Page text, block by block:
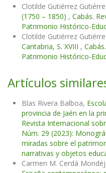
Clotilde Gutiérrez
(1750 – 1850) , Cabás.
Patrimonio Histórico-
Clotilde Gutiérrez
Cantabria, S. XVIII ,
Patrimonio Histórico-
Artículos
Blas Rivera Balboa,
provincia de Jaén en la
Revista Internacional
Núm. 29 (2023):
miradas sobre el
narrativas y objetos
Carmen M. Cerdá